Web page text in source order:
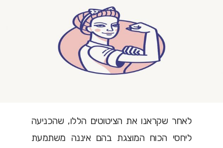
לאחר שקראנו את הציטוטים הללו, שהכניעה
ליחסי הכוח המוצגת בהם איננה משתמעת